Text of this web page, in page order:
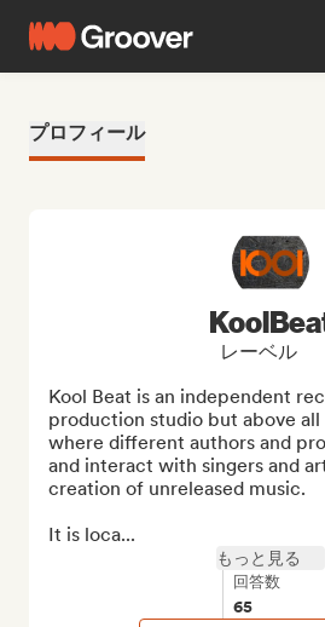
プロフィール
レーベル
Kool Beat is an independent
production studio but above all
where different authors and
and interact with singers and
creation of unreleased music.
It is loca...
もっと見る
回答数
65